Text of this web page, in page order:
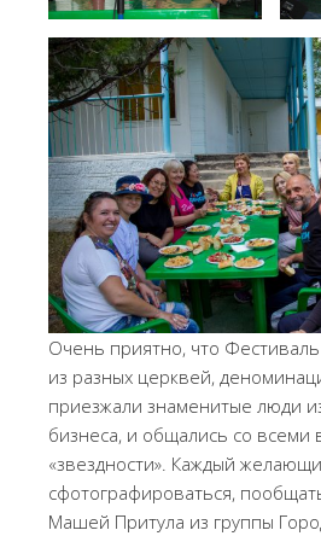
Очень приятно, что
из разных церквей,
приезжали знаменитые люди
бизнеса, и общались со всеми
«звездности». Каждый
сфотографироваться,
Машей Притула из группы